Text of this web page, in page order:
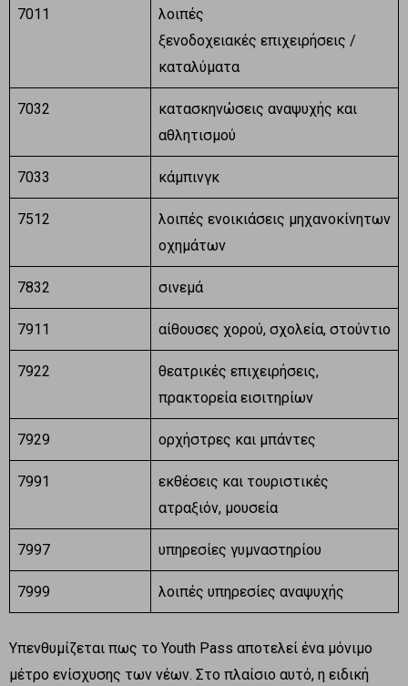
7011
λοιπές
ξενοδοχειακές επιχειρήσεις /
καταλύματα
7032
κατασκηνώσεις αναψυχής και
αθλητισμού
7033 κάμπινγκ
7512
λοιπές ενοικιάσεις μηχανοκίνητων
οχημάτων
7832 σινεμά
7911 αίθουσες χορού, σχολεία, στούντιο
7922
θεατρικές επιχειρήσεις,
πρακτορεία εισιτηρίων
7929 ορχήστρες και μπάντες
7991
εκθέσεις και τουριστικές
ατραξιόν, μουσεία
7997 υπηρεσίες γυμναστηρίου
7999 λοιπές υπηρεσίες αναψυχής
Υπενθυμίζεται πως το Youth Pass αποτελεί ένα μόνιμο
μέτρο ενίσχυσης των νέων. Στο πλαίσιο αυτό, η ειδική